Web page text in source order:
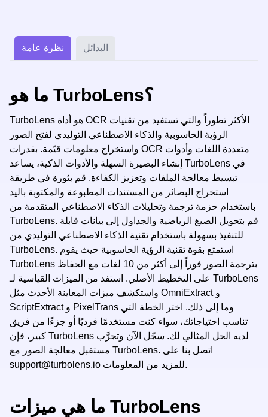
نظرة عامة البدائل
ما هو TurboLens؟
TurboLens هو أداة OCR الأكثر تطوراً والتي تستفيد من تقنيات
الرؤية الحاسوبية والذكاء الاصطناعي التوليدي لفتح الصور
واستخراج معلومات قيّمة. بقدرات OCR متعددة اللغات وأدوات
إنشاء البصيرة السهلة والأدوات الذكية، يساعد TurboLens في
تبسيط معالجة الملفات وتعزيز الكفاءة. قم بثورة في طريقة
استخراج البصائر من المستندات المطبوعة والمكتوبة باليد
باستخدام حزمة ترجمة وتحليلات الذكاء الاصطناعي المتقدمة من
TurboLens. قم بتحويل الصيغ الرياضية والجداول إلى بيانات قابلة
للتنفيذ بسهولة باستخدام تقنية الذكاء الاصطناعي التوليدي من
TurboLens. استمتع بقوة تقنية الرؤية الحاسوبية حيث يقوم
TurboLens بترجمة الصور فوراً إلى أكثر من 10 لغات مع الحفاظ
على التخطيط الأصلي. استفد من الميزات القياسية لـ TurboLens
واستكشف ميزات المعاينة الأحدث مثل OmniExtract و
ScriptExtract و PixelTrans وما إلى ذلك. اختر الخطة التي
تناسب احتياجاتك، سواء كنت مستخدمًا فرديًا أو جزءًا من فريق
كبير، فإن TurboLens لديه الحل المثالي لك. سجّل الآن وتجرَّب
مستقبل معالجة الصور مع TurboLens. اتصل بنا على
support@turbolens.io
للمزيد من المعلومات.
ما هي ميزات TurboLens